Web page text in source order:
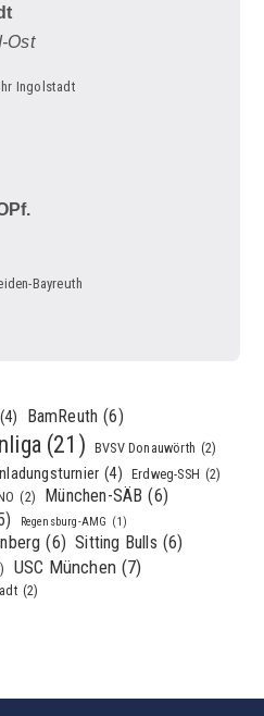
Ost
Ingolstadt
Bayreuth
(4) BamReuth (6)
(21) BVSV Donauwörth (2)
(4) Erdweg-SSH (2)
(2) München-SÄB (6)
Regensburg-AMG (1)
(6) Sitting Bulls (6)
USC München (7)
(2)